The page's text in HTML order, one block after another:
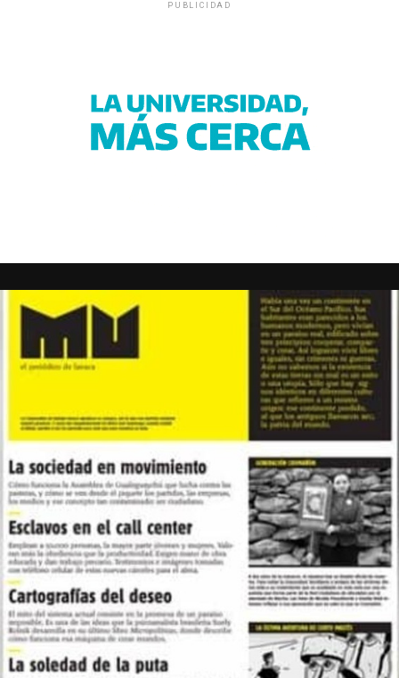
PUBLICIDAD